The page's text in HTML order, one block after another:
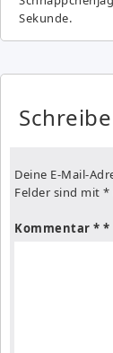
Sekunde.
Deine E-Mail-
Felder sind mit *
Kommentar *